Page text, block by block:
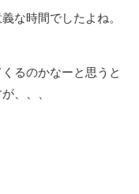
な時間でしたよね。
るのかなーと思うと
、、、